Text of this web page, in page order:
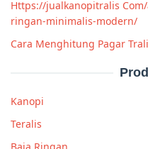
Https://jualkanopitralis
ringan-minimalis-modern/
Cara Menghitung Pagar
Kanopi
Teralis
Baja Ringan